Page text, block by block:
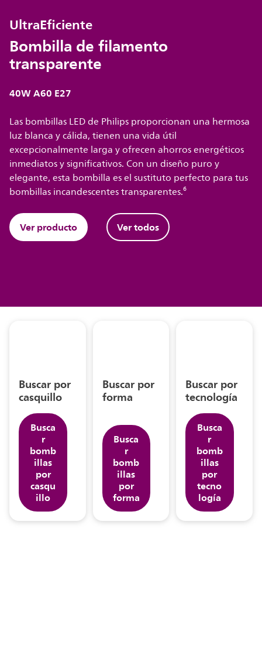
UltraEficiente
Bombilla de filamento
transparente
40W A60 E27
Las bombillas LED de Philips proporcionan una hermosa
luz blanca y cálida, tienen una vida útil
excepcionalmente larga y ofrecen ahorros energéticos
inmediatos y significativos. Con un diseño puro y
elegante, esta bombilla es el sustituto perfecto para tus
bombillas incandescentes transparentes.⁶
Ver producto Ver todos
Buscar por
casquillo
Busca
r
bomb
illas
por
casqu
illo
Buscar por
forma
Busca
r
bomb
illas
por
forma
Buscar por
tecnología
Busca
r
bomb
illas
por
tecno
logía